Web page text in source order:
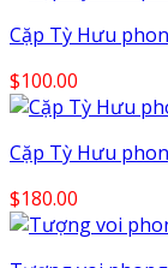
Cặp Tỳ Hưu
$100.00
Cặp Tỳ Hưu
$180.00